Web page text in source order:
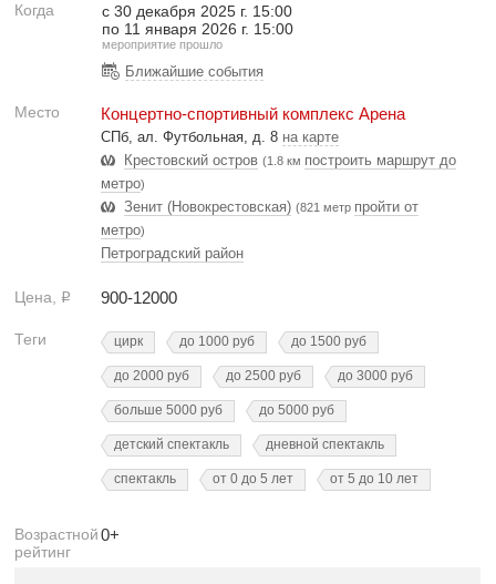
Когда с 30 декабря 2025 г. 15:00
по 11 января 2026 г. 15:00
мероприятие прошло
Ближайшие события
Место Концертно-спортивный комплекс Арена
СПб, ал. Футбольная, д. 8 на карте
Крестовский остров (1.8 км построить маршрут до
метро)
Зенит (Новокрестовская) (821 метр пройти от
метро)
Петроградский район
Цена, Р 900-12000
Теги цирк до 1000 руб до 1500 руб
до 2000 руб до 2500 руб до 3000 руб
больше 5000 руб до 5000 руб
детский спектакль дневной спектакль
спектакль от 0 до 5 лет от 5 до 10 лет
Возрастной
рейтинг
0+